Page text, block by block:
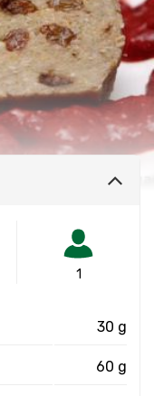
1
30 g
60 g